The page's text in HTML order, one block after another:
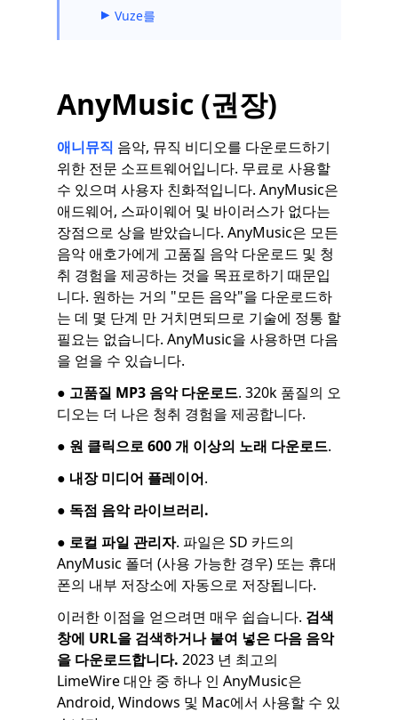
Vuze를
AnyMusic (권장)
애니뮤직 음악, 뮤직 비디오를 다운로드하기
위한 전문 소프트웨어입니다. 무료로 사용할
수 있으며 사용자 친화적입니다. AnyMusic은
애드웨어, 스파이웨어 및 바이러스가 없다는
장점으로 상을 받았습니다. AnyMusic은 모든
음악 애호가에게 고품질 음악 다운로드 및 청
취 경험을 제공하는 것을 목표로하기 때문입
니다. 원하는 거의 "모든 음악"을 다운로드하
는 데 몇 단계 만 거치면되므로 기술에 정통 할
필요는 없습니다. AnyMusic을 사용하면 다음
을 얻을 수 있습니다.
● 고품질 MP3 음악 다운로드. 320k 품질의 오
디오는 더 나은 청취 경험을 제공합니다.
● 원 클릭으로 600 개 이상의 노래 다운로드.
● 내장 미디어 플레이어.
● 독점 음악 라이브러리.
● 로컬 파일 관리자. 파일은 SD 카드의
AnyMusic 폴더 (사용 가능한 경우) 또는 휴대
폰의 내부 저장소에 자동으로 저장됩니다.
이러한 이점을 얻으려면 매우 쉽습니다. 검색
창에 URL을 검색하거나 붙여 넣은 다음 음악
을 다운로드합니다. 2023 년 최고의
LimeWire 대안 중 하나 인 AnyMusic은
Android, Windows 및 Mac에서 사용할 수 있